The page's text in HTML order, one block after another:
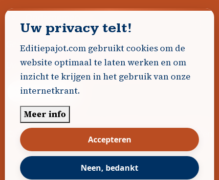
Geen advertenties gevonden.
Uw advertentie hier? Contacteer ons!
Word Partner!
© 2026 Editiepajot.com
Algemene voorwaarden
|Disclaimer Privacybeleid Cookiebeleid|
Gerealiseerd doorDavidHosse.net
Uw privacy telt!
Editiepajot.com gebruikt cookies om de
website optimaal te laten werken en om
inzicht te krijgen in het gebruik van onze
internetkrant.
Meer info
Accepteren
Neen, bedankt